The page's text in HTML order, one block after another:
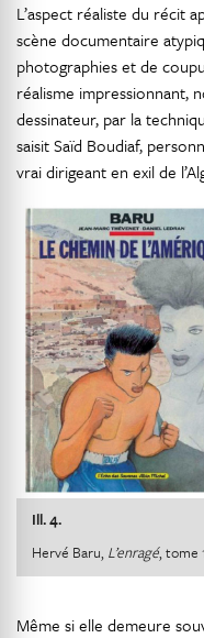
L’aspect réaliste du récit
scène documentaire
photographies et de
réalisme impressionnant,
dessinateur, par la
saisit Saïd Boudiaf,
vrai dirigeant en exil de
Ill. 4.
Hervé Baru, L’enragé, tome
Même si elle demeure